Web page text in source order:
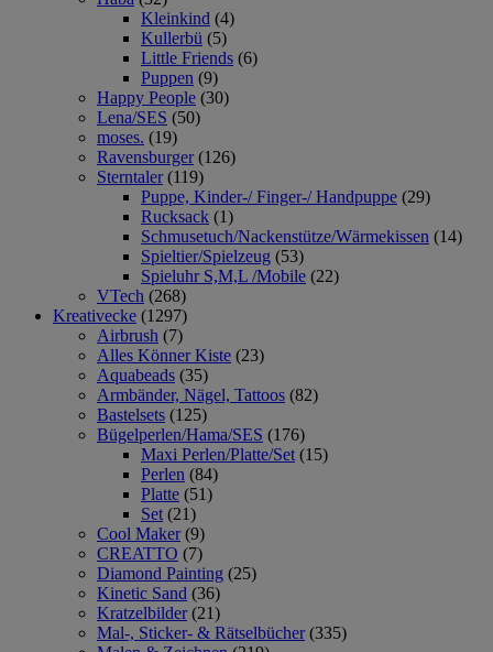
Kleinkind (4)
Kullerbü (5)
Little Friends (6)
Puppen (9)
Happy People (30)
Lena/SES (50)
moses. (19)
Ravensburger (126)
Sterntaler (119)
Puppe, Kinder-/ Finger-/ Handpuppe (29)
Rucksack (1)
Schmusetuch/Nackenstütze/Wärmekissen (14)
Spieltier/Spielzeug (53)
Spieluhr S,M,L /Mobile (22)
VTech (268)
Kreativecke (1297)
Airbrush (7)
Alles Könner Kiste (23)
Aquabeads (35)
Armbänder, Nägel, Tattoos (82)
Bastelsets (125)
Bügelperlen/Hama/SES (176)
Maxi Perlen/Platte/Set (15)
Perlen (84)
Platte (51)
Set (21)
Cool Maker (9)
CREATTO (7)
Diamond Painting (25)
Kinetic Sand (36)
Kratzelbilder (21)
Mal-, Sticker- & Rätselbücher (335)